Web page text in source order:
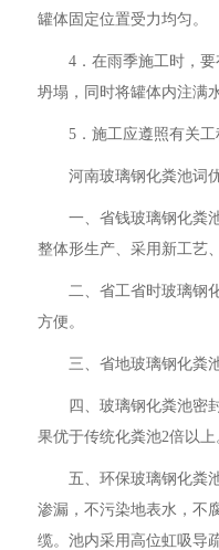
罐体固定位置受力均匀。
4．在雨季施工时，
坍塌，同时将罐体内注满
5．施工应遵照有关工
河南玻璃钢化粪池词
一、省钱玻璃钢化粪
整体形生产、采用新工艺
二、省工省时玻璃钢
方便。
三、省地玻璃钢化粪
四、玻璃钢化粪池密
果优于传统化粪池2倍以上
五、环保玻璃钢化粪
渗漏，不污染地表水，不
缆。池内采用高位虹吸导